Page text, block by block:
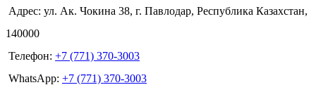
Адрес: ул. Ак. Чокина 38, г. Павлодар, Республика Казахстан,
140000
Телефон: +7 (771) 370-3003
WhatsApp: +7 (771) 370-3003